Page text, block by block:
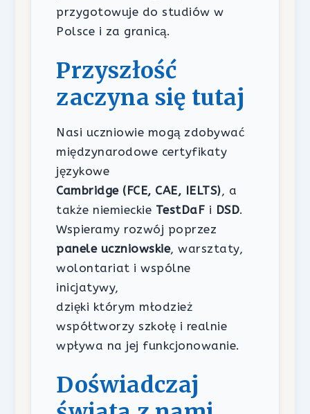
przygotowuje do studiów w
Polsce i za granicą.
Przyszłość
zaczyna się tutaj
Nasi uczniowie mogą zdobywać
międzynarodowe certyfikaty
językowe
Cambridge (FCE, CAE, IELTS), a
także niemieckie TestDaF i DSD.
Wspieramy rozwój poprzez
panele uczniowskie, warsztaty,
wolontariat i wspólne
inicjatywy,
dzięki którym młodzież
współtworzy szkołę i realnie
wpływa na jej funkcjonowanie.
Doświadczaj